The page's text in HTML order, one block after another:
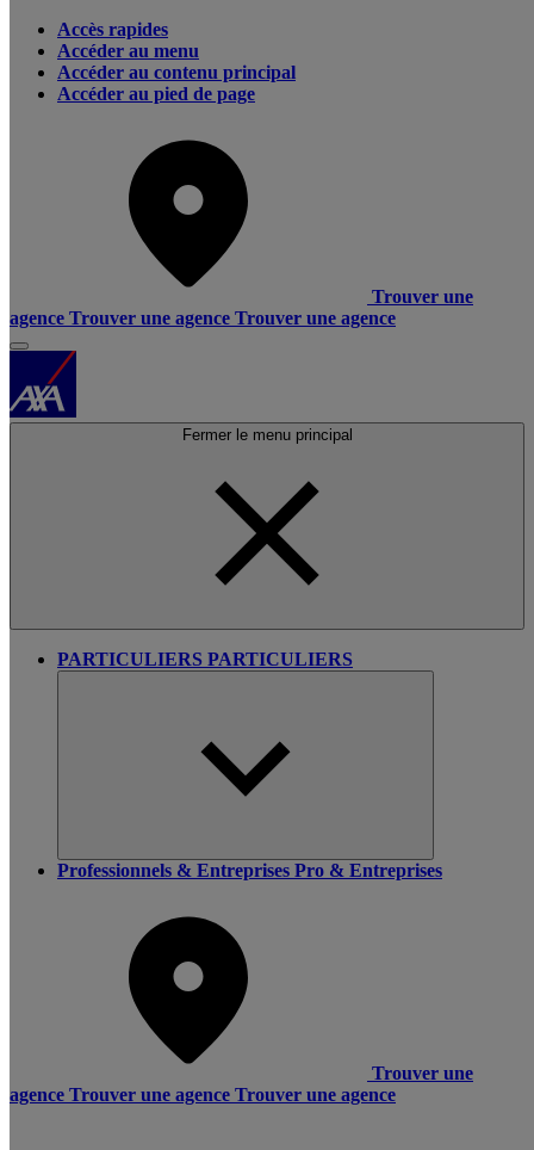
Accès rapides
Accéder au menu
Accéder au contenu principal
Accéder au pied de page
Trouver une
agence Trouver une agence Trouver une agence
Fermer le menu principal
PARTICULIERS PARTICULIERS
Professionnels & Entreprises Pro & Entreprises
Trouver une
agence Trouver une agence Trouver une agence